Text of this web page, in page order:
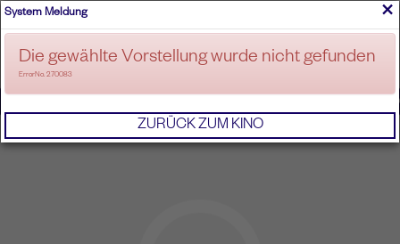
ANMELDEN
×
System Meldung
Die gewählte Vorstellung wurde nicht gefunden
ErrorNo. 270083
ZURÜCK ZUM KINO